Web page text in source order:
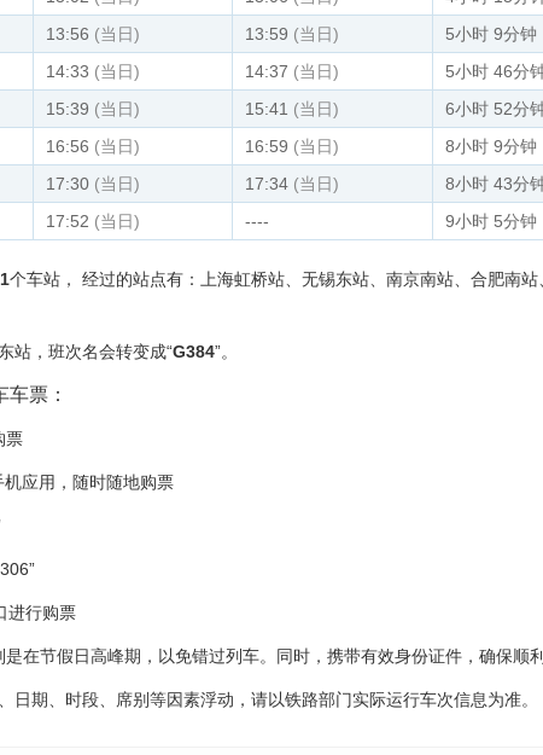
13:56 (当日) 13:59 (当日) 5小时 9分钟
14:33 (当日) 14:37 (当日) 5小时 46分
15:39 (当日) 15:41 (当日) 6小时 52分
16:56 (当日) 16:59 (当日) 8小时 9分钟
17:30 (当日) 17:34 (当日) 8小时 43分
17:52 (当日) ---- 9小时 5分钟
个车站， 经过的站点有：上海虹桥站、无锡东站、南京南站、合肥南站
站，班次名会转变成“G384”。
车票：
票
应用，随时随地购票
进行购票
在节假日高峰期，以免错过列车。同时，携带有效身份证件，确保顺利
期、时段、席别等因素浮动，请以铁路部门实际运行车次信息为准。